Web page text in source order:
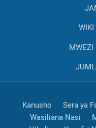
WIKI
MWEZI
Kanusho Sera ya
Wasiliana Nasi